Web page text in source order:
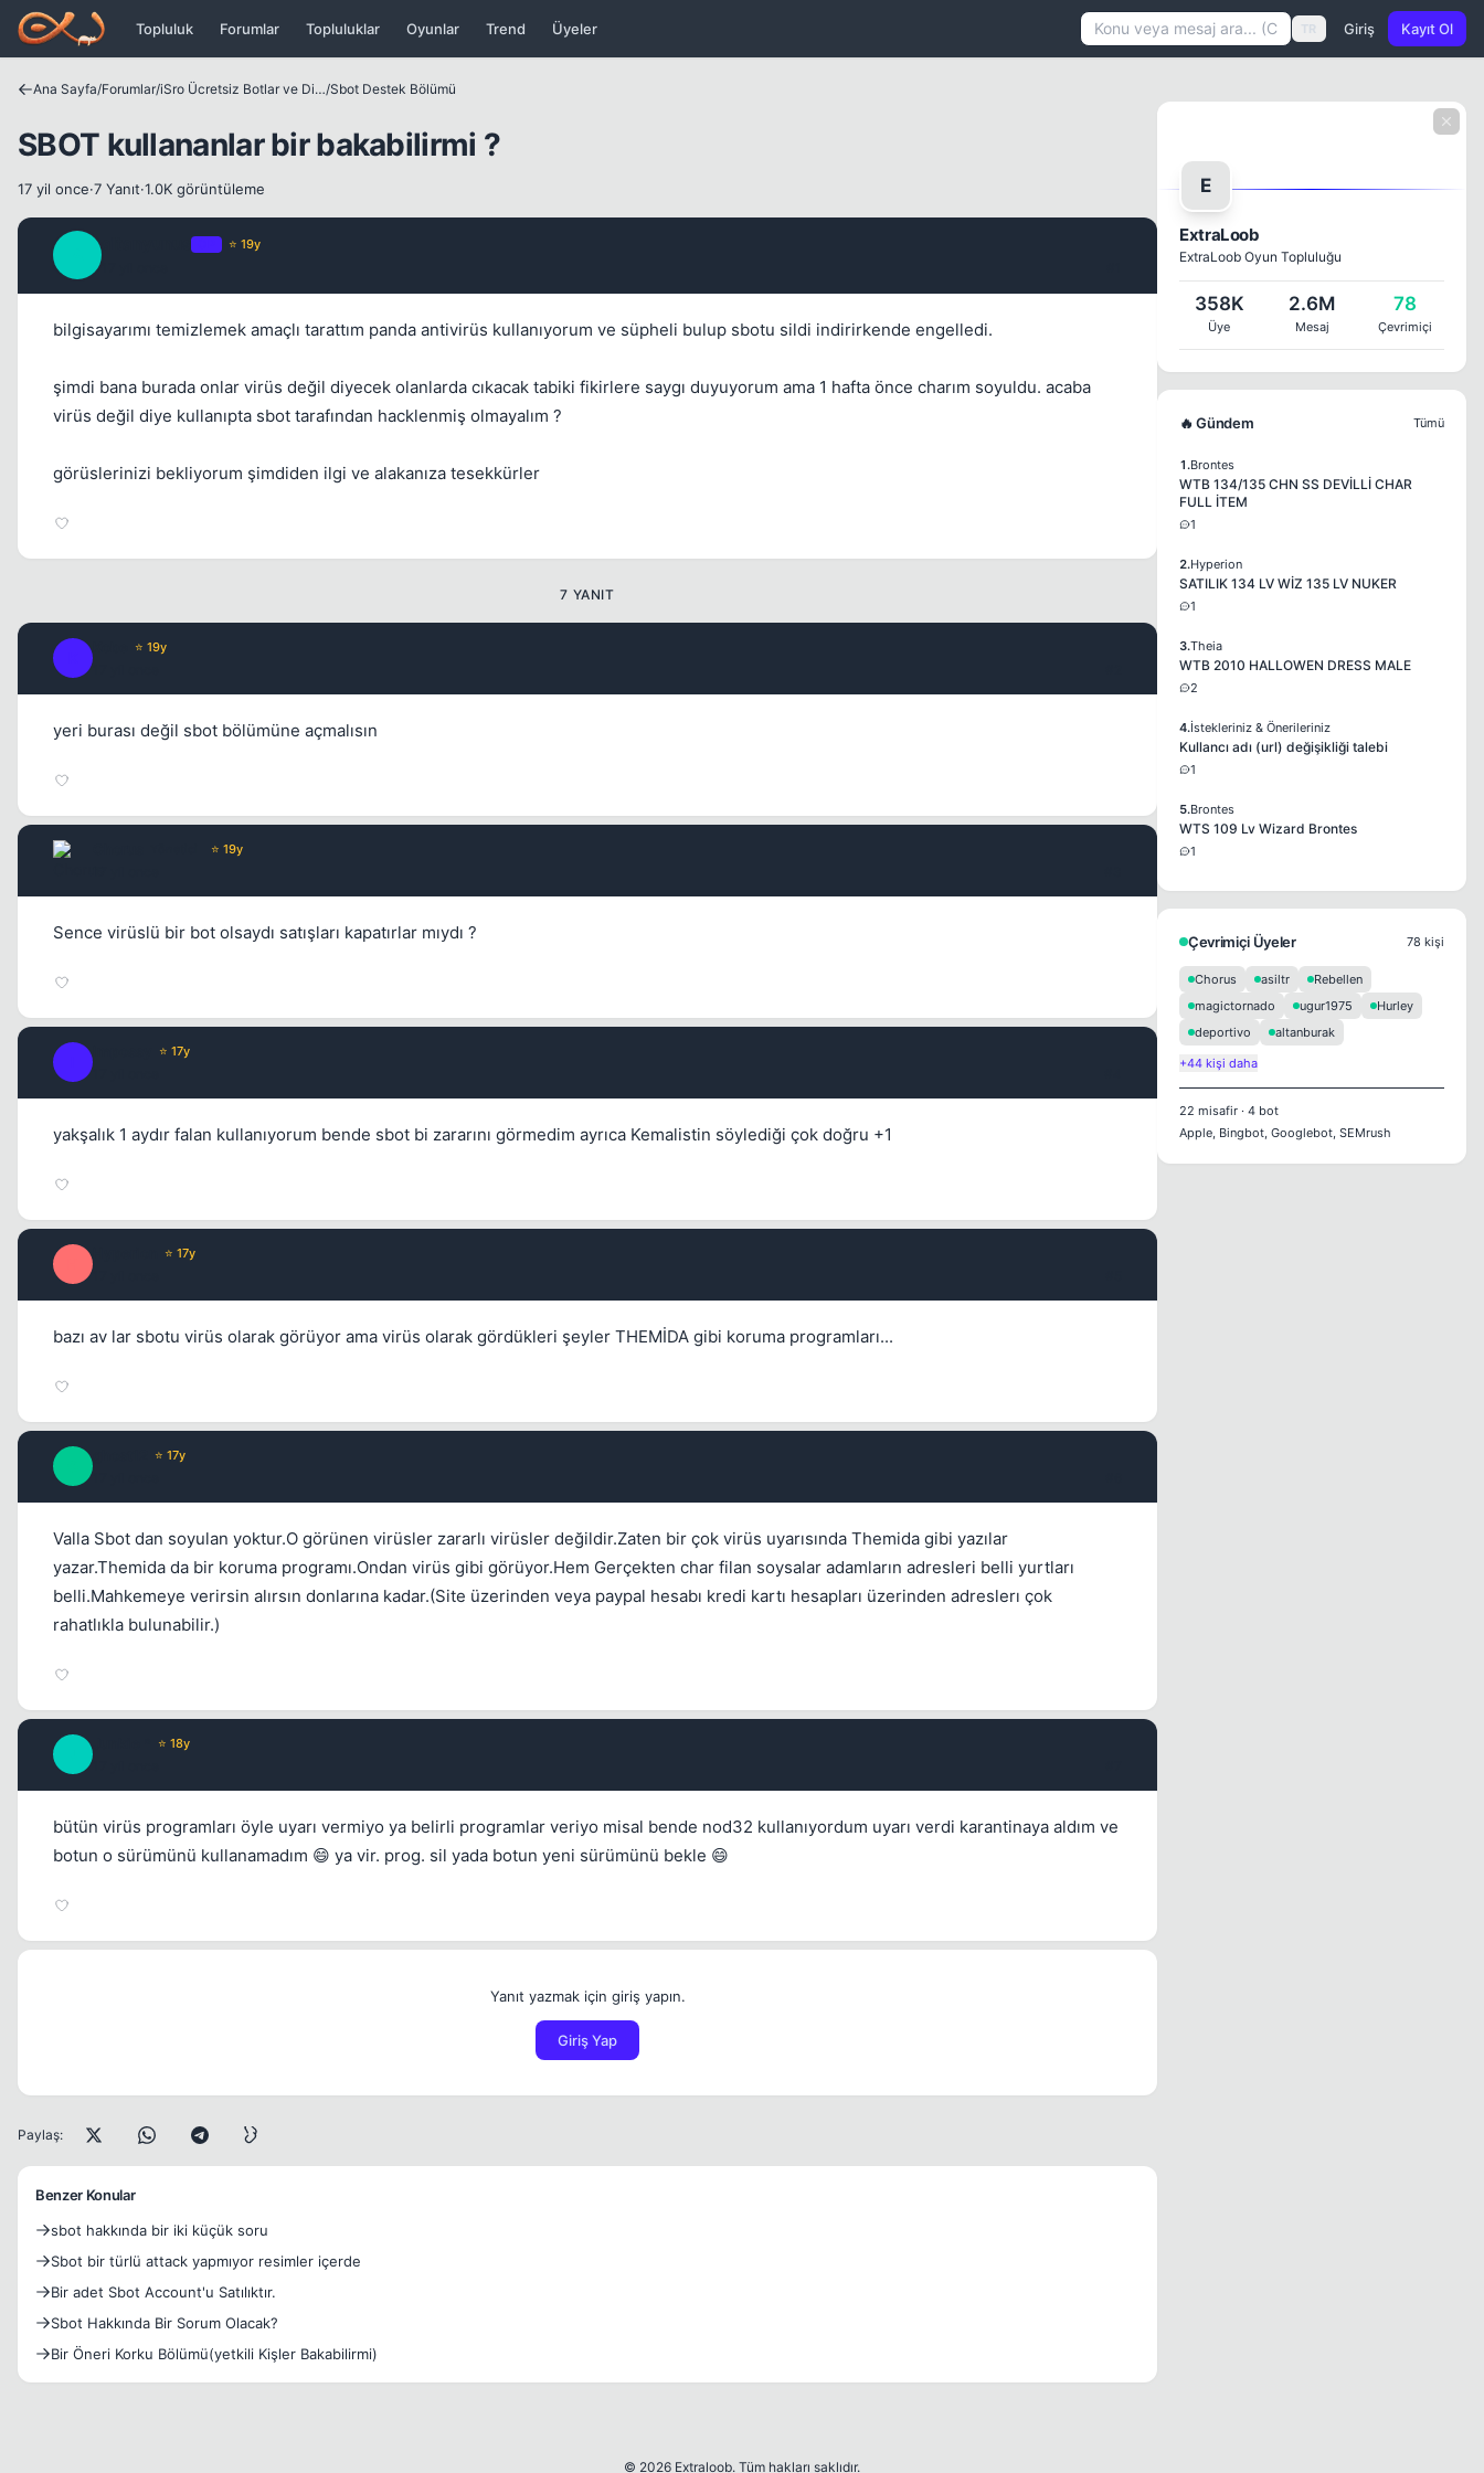
Icerige atla
Topluluk Forumlar Topluluklar Oyunlar Trend Üyeler TR Giriş Kayıt Ol
Ana Sayfa/Forumlar/ iSro Ücretsiz Botlar ve Diğer Programlar/Sbot Destek Bölümü
SBOT kullananlar bir bakabilirmi ?
17 yil once·7 Yanıt·1.0K görüntüleme
Bounty miktarı
1 ile 5000 arasında reputation puanı
Kalış süresi
Kalıcı 1 gün 3 gün 7 gün 30 gün
İptal
Spam hesabını hızlıca temizlemek için işaretleyin.
İptal Konuyu Taşı
⭐ 19y
bilgisayarımı temizlemek amaçlı tarattım panda antivirüs kullanıyorum ve süpheli bulup sbotu sildi indirirkende engelledi.
şimdi bana burada onlar virüs değil diyecek olanlarda cıkacak tabiki fikirlere saygı duyuyorum ama 1 hafta önce charım soyuldu. acaba
virüs değil diye kullanıpta sbot tarafından hacklenmiş olmayalım ?
görüslerinizi bekliyorum şimdiden ilgi ve alakanıza tesekkürler
7 YANIT
⭐ 19y
yeri burası değil sbot bölümüne açmalısın
⭐ 19y
Sence virüslü bir bot olsaydı satışları kapatırlar mıydı ?
⭐ 17y
yakşalık 1 aydır falan kullanıyorum bende sbot bi zararını görmedim ayrıca Kemalistin söylediği çok doğru +1
⭐ 17y
bazı av lar sbotu virüs olarak görüyor ama virüs olarak gördükleri şeyler THEMİDA gibi koruma programları...
Kapat
⭐ 17y
Valla Sbot dan soyulan yoktur.O görünen virüsler zararlı virüsler değildir.Zaten bir çok virüs uyarısında Themida gibi yazılar
yazar.Themida da bir koruma programı.Ondan virüs gibi görüyor.Hem Gerçekten char filan soysalar adamların adresleri belli yurtları
belli.Mahkemeye verirsin alırsın donlarına kadar.(Site üzerinden veya paypal hesabı kredi kartı hesapları üzerinden adreslerı çok
rahatlıkla bulunabilir.)
⭐ 18y
bütün virüs programları öyle uyarı vermiyo ya belirli programlar veriyo misal bende nod32 kullanıyordum uyarı verdi karantinaya aldım ve
botun o sürümünü kullanamadım 😄 ya vir. prog. sil yada botun yeni sürümünü bekle 😄
Yanıt yazmak için giriş yapın.
Giriş Yap
Paylaş:
Benzer Konular
sbot hakkında bir iki küçük soru
Sbot bir türlü attack yapmıyor resimler içerde
Bir adet Sbot Account'u Satılıktır.
Sbot Hakkında Bir Sorum Olacak?
Bir Öneri Korku Bölümü(yetkili Kişler Bakabilirmi)
E
ExtraLoob
ExtraLoob Oyun Topluluğu
358K
Üye
2.6M
Mesaj
78
Çevrimiçi
🔥 Gündem Tümü
1.Brontes
WTB 134/135 CHN SS DEVİLLİ CHAR
FULL İTEM
1
2.Hyperion
SATILIK 134 LV WİZ 135 LV NUKER
1
3.Theia
WTB 2010 HALLOWEN DRESS MALE
2
4.İstekleriniz & Önerileriniz
Kullancı adı (url) değişikliği talebi
1
5.Brontes
WTS 109 Lv Wizard Brontes
1
Çevrimiçi Üyeler 78 kişi
Chorus asiltr
Rebellen
magictornado
ugur1975
Hurley
deportivo
altanburak
+44 kişi daha
22 misafir · 4 bot
Apple, Bingbot, Googlebot, SEMrush
© 2026 Extraloob. Tüm hakları saklıdır.